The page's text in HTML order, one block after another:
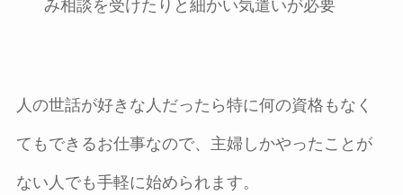
み相談を受けたりと細かい気遣いが必要
人の世話が好きな人だったら特に何の資格もなく
てもできるお仕事なので、主婦しかやったことが
ない人でも手軽に始められます。